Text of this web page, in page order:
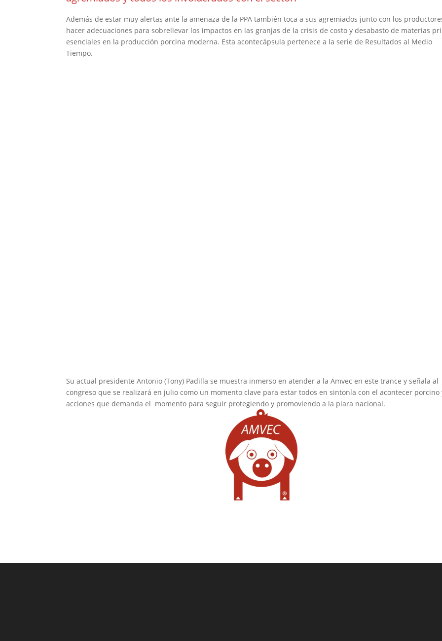
Además de estar muy alertas ante la amenaza de la PPA también toca a sus agremiados junto con los
hacer adecuaciones para sobrellevar los impactos en las granjas de la crisis de costo y desabasto de materias
esenciales en la producción porcina moderna. Esta acontecápsula pertenece a la serie de Resultados al Medio
Tiempo.
Su actual presidente Antonio (Tony) Padilla se muestra inmerso en atender a la Amvec en este trance y señala al
congreso que se realizará en julio como un momento clave para estar todos en sintonía con el acontecer porcino
acciones que demanda el momento para seguir protegiendo y promoviendo a la piara nacional.